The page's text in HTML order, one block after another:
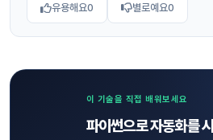
유용해요0 별로예요0
이 기술을 직접 배워보세요
파이썬으로 자동화를